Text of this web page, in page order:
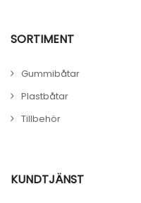
SORTIMENT
Gummibåtar
Plastbåtar
Tillbehör
KUNDTJÄNST